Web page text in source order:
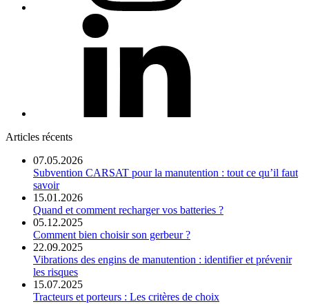
Articles récents
07.05.2026
Subvention CARSAT pour la manutention : tout ce qu’il faut
savoir
15.01.2026
Quand et comment recharger vos batteries ?
05.12.2025
Comment bien choisir son gerbeur ?
22.09.2025
Vibrations des engins de manutention : identifier et prévenir
les risques
15.07.2025
Tracteurs et porteurs : Les critères de choix